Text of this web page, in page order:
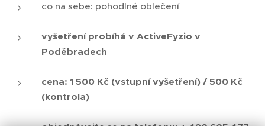
co na sebe: pohodlné oblečení
vyšetření probíhá v ActiveFyzio v
Poděbradech
cena: 1 500 Kč (vstupní vyšetření) / 500 Kč
(kontrola)
objednávejte se na telefonu: + 420 605 477